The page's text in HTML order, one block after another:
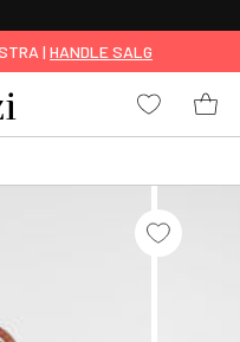
| HANDLE SALG